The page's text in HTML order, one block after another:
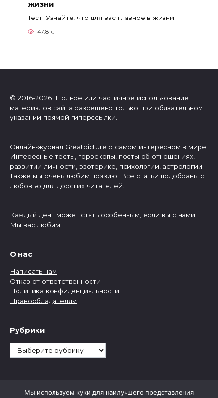
жизни
Тест: Узнайте, что для вас главное в жизни.
47.8к.
© 2016-2026 Полное или частичное использование
материалов сайта разрешено только при обязательном
указании прямой гиперссылки.
Онлайн-журнал Greatpicture о самом интересном в мире.
Интересные тесты, гороскопы, посты об отношениях,
развитии личности, эзотерике, психологии, астрологии.
Также мы очень любим поэзию! Все статьи подобраны с
любовью для дорогих читателей.
Каждый день может стать особенным, если вы с нами.
Мы вас любим!
О нас
Написать нам
Отказ от ответственности
Политика конфиденциальности
Правообладателям
Рубрики
Рубрики
Мы используем куки для наилучшего представления